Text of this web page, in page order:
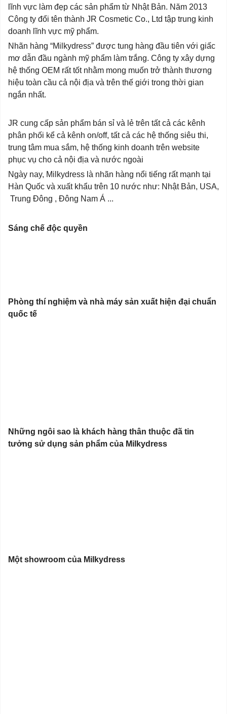
lĩnh vực làm đẹp các sản phẩm từ Nhật Bản. Năm 2013
Công ty đổi tên thành JR Cosmetic Co., Ltd tập trung kinh
doanh lĩnh vực mỹ phẩm.
Nhãn hàng “Milkydress” được tung hàng đầu tiên với giấc
mơ dẫn đầu ngành mỹ phẩm làm trắng. Công ty xây dựng
hệ thống OEM rất tốt nhằm mong muốn trở thành thương
hiệu toàn cầu cả nội địa và trên thế giới trong thời gian
ngắn nhất.
JR cung cấp sản phẩm bán sỉ và lẻ trên tất cả các kênh
phân phối kể cả kênh on/off, tất cả các hệ thống siêu thi,
trung tâm mua sắm, hệ thống kinh doanh trên website
phục vụ cho cả nội địa và nước ngoài
Ngày nay, Milkydress là nhãn hàng nổi tiếng rất mạnh tại
Hàn Quốc và xuất khẩu trên 10 nước như: Nhật Bản, USA,
Trung Đông , Đông Nam Á ...
Sáng chế độc quyền
Phòng thí nghiệm và nhà máy sản xuất hiện đại chuẩn
quốc tế
Những ngôi sao là khách hàng thân thuộc đã tin
tưởng sử dụng sản phẩm của Milkydress
Một showroom của Milkydress